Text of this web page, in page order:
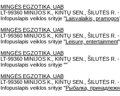
MINGĖS EGZOTIKA, UAB
LT-99360 MINIJOS K., KINTŲ SEN., ŠILUTĖS R.
Infopuslapis veiklos srityje "Laisvalaikis, pramogos
MINGĖS EGZOTIKA, UAB
LT-99360 MINIJOS K., KINTŲ SEN., ŠILUTĖS R.
Infopuslapis veiklos srityje "Leisure, entertainment"
MINGĖS EGZOTIKA, UAB
LT-99360 MINIJOS K., KINTŲ SEN., ŠILUTĖS R.
Infopuslapis veiklos srityje ""
MINGĖS EGZOTIKA, UAB
LT-99360 MINIJOS K., KINTŲ SEN., ŠILUTĖS R.
Infopuslapis veiklos srityje "Рыбалка,